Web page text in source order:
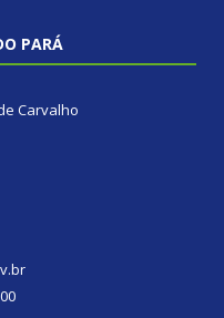
PARÁ
Carvalho